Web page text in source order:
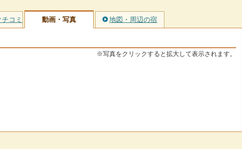
コミ 動画・写真 地図・周辺の宿
※写真をクリックすると拡大して表示されます。